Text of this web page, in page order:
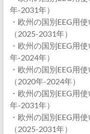
年-2031年）
・欧州の国別EEG用
（2025-2031年）
・欧州の国別EEG用
年-2024年）
・欧州の国別EEG用
（2020年-2024年）
・欧州の国別EEG用
年-2031年）
・欧州の国別EEG用
（2025-2031年）